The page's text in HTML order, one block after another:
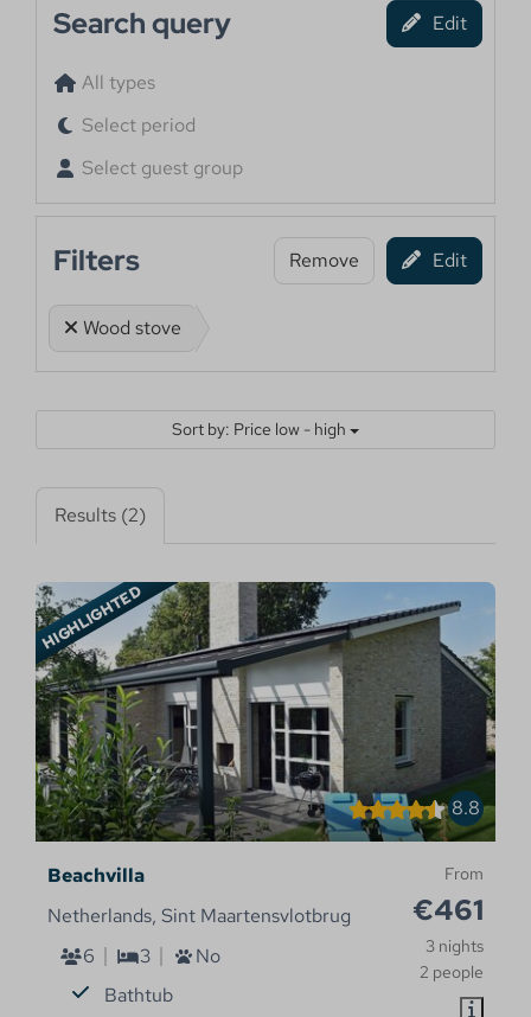
Search query Edit
All types
Select period
Select guest group
Filters Remove Edit
Wood stove
Sort by: Price low - high
Results (2)
HIGHLIGHTED
8.8
From
€461
3 nights
2 people
Beachvilla
Netherlands, Sint Maartensvlotbrug
6
3
No
Bathtub